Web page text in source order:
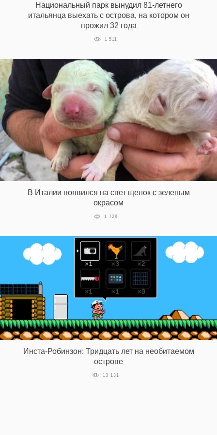
Национальный парк вынудил 81-летнего
итальянца выехать с острова, на котором он
прожил 32 года
1 511
В Италии появился на свет щенок с зеленым
окрасом
1 728
Инста-Робинзон: Тридцать лет на необитаемом
острове
13 131